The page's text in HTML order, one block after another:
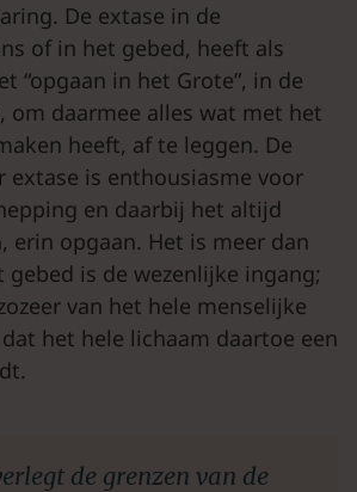
De extase in de
of in het gebed, heeft als
“opgaan in het Grote”, in de
om daarmee alles wat met het
heeft, af te leggen. De
extase is enthousiasme voor
en daarbij het altijd
erin opgaan. Het is meer dan
gebed is de wezenlijke ingang;
van het hele menselijke
het hele lichaam daartoe een
de grenzen van de